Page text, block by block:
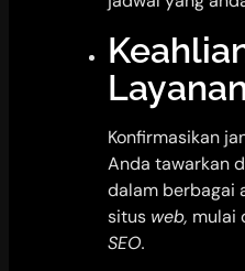
Konfirmasikan
Anda tawarkan
dalam berbagai
situs web, mulai
SEO.